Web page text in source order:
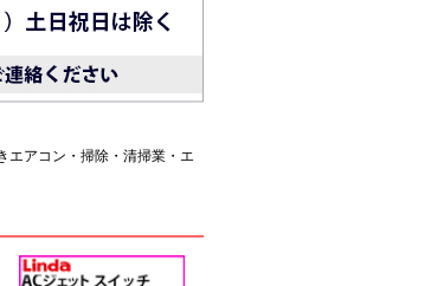
エアコン・掃除・清掃業・エ